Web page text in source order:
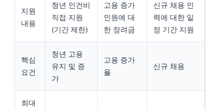
지원
내용
청년 인건비
직접 지원
(기간 제한)
고용 증가
인원에 대
한 장려금
신규 채용 인
력에 대한 일
정 기간 지원
핵심
요건
청년 고용
유지 및 증
가
고용 증가
율
신규 채용
최대